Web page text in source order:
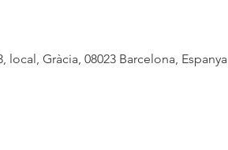
Gràcia, 08023 Barcelona, Espanya